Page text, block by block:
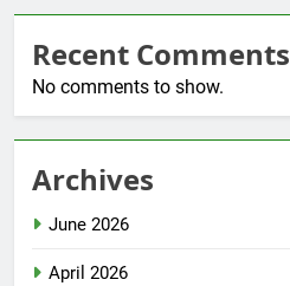
Recent Comments
No comments to show.
Archives
June 2026
April 2026